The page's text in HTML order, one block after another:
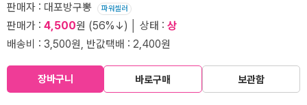
판매자 : 대포방구뽕 파워셀러
판매가 : 4,500원 (56%↓) │ 상태 : 상
배송비 : 3,500원, 반값택배 : 2,400원
장바구니 바로구매 보관함